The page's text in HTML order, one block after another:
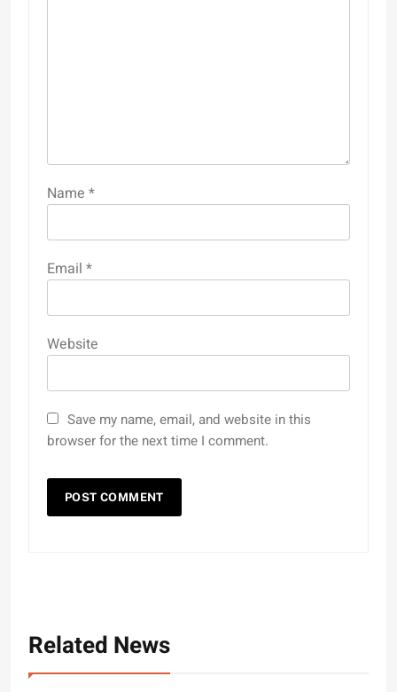
Name *
Email *
Website
Save my name, email, and website in this
browser for the next time I comment.
Related News